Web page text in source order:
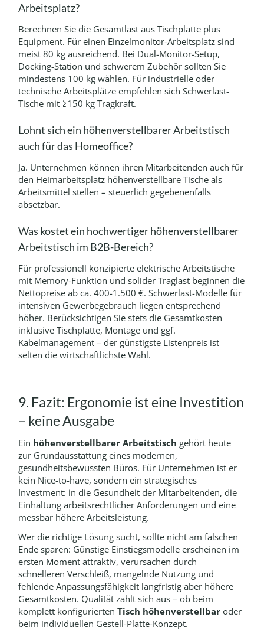
Arbeitsplatz?
Berechnen Sie die Gesamtlast aus Tischplatte plus
Equipment. Für einen Einzelmonitor-Arbeitsplatz sind
meist 80 kg ausreichend. Bei Dual-Monitor-Setup,
Docking-Station und schwerem Zubehör sollten Sie
mindestens 100 kg wählen. Für industrielle oder
technische Arbeitsplätze empfehlen sich Schwerlast-
Tische mit ≥150 kg Tragkraft.
Lohnt sich ein höhenverstellbarer Arbeitstisch
auch für das Homeoffice?
Ja. Unternehmen können ihren Mitarbeitenden auch für
den Heimarbeitsplatz höhenverstellbare Tische als
Arbeitsmittel stellen – steuerlich gegebenenfalls
absetzbar.
Was kostet ein hochwertiger höhenverstellbarer
Arbeitstisch im B2B-Bereich?
Für professionell konzipierte elektrische Arbeitstische
mit Memory-Funktion und solider Traglast beginnen die
Nettopreise ab ca. 400-1.500 €. Schwerlast-Modelle für
intensiven Gewerbegebrauch liegen entsprechend
höher. Berücksichtigen Sie stets die Gesamtkosten
inklusive Tischplatte, Montage und ggf.
Kabelmanagement – der günstigste Listenpreis ist
selten die wirtschaftlichste Wahl.
9. Fazit: Ergonomie ist eine Investition
– keine Ausgabe
Ein höhenverstellbarer Arbeitstisch gehört heute
zur Grundausstattung eines modernen,
gesundheitsbewussten Büros. Für Unternehmen ist er
kein Nice-to-have, sondern ein strategisches
Investment: in die Gesundheit der Mitarbeitenden, die
Einhaltung arbeitsrechtlicher Anforderungen und eine
messbar höhere Arbeitsleistung.
Wer die richtige Lösung sucht, sollte nicht am falschen
Ende sparen: Günstige Einstiegsmodelle erscheinen im
ersten Moment attraktiv, verursachen durch
schnelleren Verschleiß, mangelnde Nutzung und
fehlende Anpassungsfähigkeit langfristig aber höhere
Gesamtkosten. Qualität zahlt sich aus – ob beim
komplett konfiguriertenTisch höhenverstellbar oder
beim individuellen Gestell-Platte-Konzept.